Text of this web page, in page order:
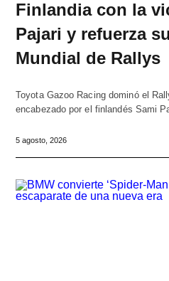
Finlandia con la
Pajari y refuerza
Mundial de Rallys
Toyota Gazoo Racing dominó el
encabezado por el finlandés Sami
5 agosto, 2026